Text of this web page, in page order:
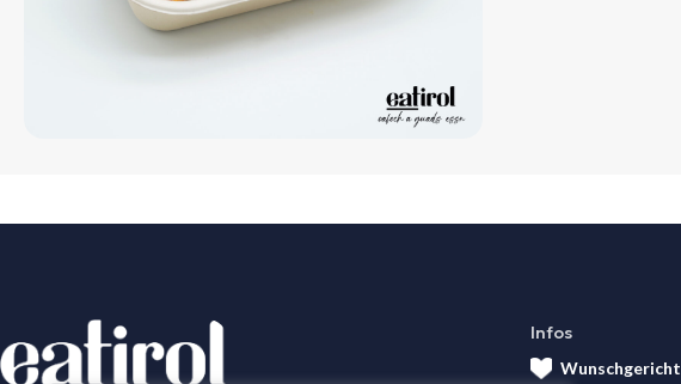
Infos
Wunschgericht